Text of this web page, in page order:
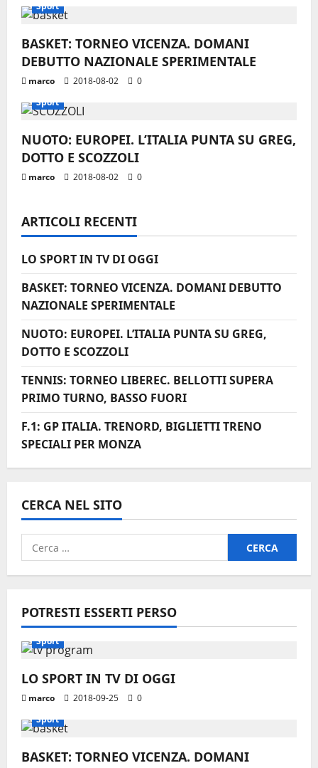
e
a
r
t
i
c
l
o
Sport
BASKET: TORNEO VICENZA. DOMANI
DEBUTTO NAZIONALE SPERIMENTALE
marco 2018-08-02
0
Sport
NUOTO: EUROPEI. L’ITALIA PUNTA SU GREG,
DOTTO E SCOZZOLI
marco 2018-08-02 0
ARTICOLI RECENTI
LO SPORT IN TV DI OGGI
BASKET: TORNEO VICENZA. DOMANI DEBUTTO
NAZIONALE SPERIMENTALE
NUOTO: EUROPEI. L’ITALIA PUNTA SU GREG,
DOTTO E SCOZZOLI
TENNIS: TORNEO LIBEREC. BELLOTTI SUPERA
PRIMO TURNO, BASSO FUORI
F.1: GP ITALIA. TRENORD, BIGLIETTI TRENO
SPECIALI PER MONZA
CERCA NEL SITO
Ricerca
per:
POTRESTI ESSERTI PERSO
Sport
LO SPORT IN TV DI OGGI
marco 2018-09-25
0
Sport
BASKET: TORNEO VICENZA. DOMANI